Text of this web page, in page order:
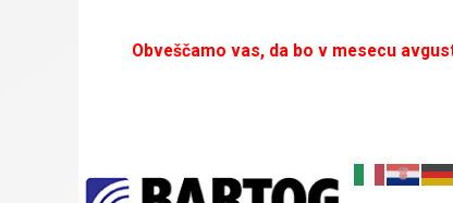
Obveščamo vas, da bo v mesecu